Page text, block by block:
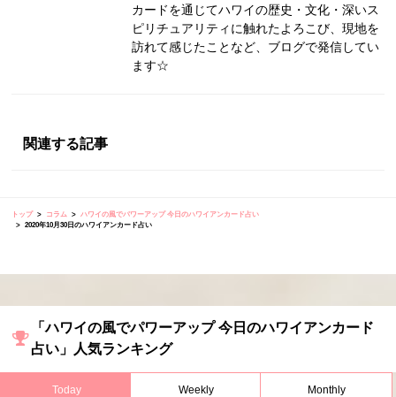
カードを通じてハワイの歴史・文化・深いス
ピリチュアリティに触れたよろこび、現地を
訪れて感じたことなど、ブログで発信してい
ます☆
関連する記事
トップ コラム
ハワイの風でパワーアップ 今日のハワイアンカード占い
2020年10月30日のハワイアンカード占い
「ハワイの風でパワーアップ 今日のハワイアンカード
占い」人気ランキング
Today Weekly Monthly